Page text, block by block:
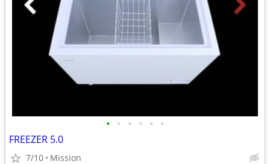
• • • • • •
FREEZER 5.0
7/10 Mission